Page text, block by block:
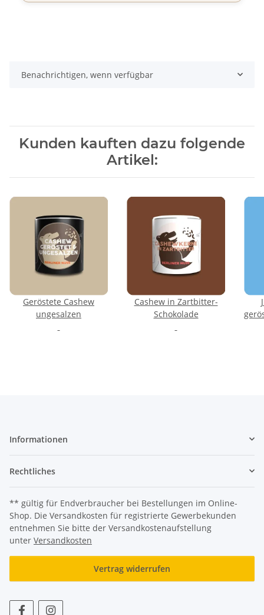
Benachrichtigen, wenn verfügbar
Kunden kauften dazu folgende
Artikel:
Geröstete Cashew
ungesalzen
Cashew in Zartbitter-
Schokolade
Informationen
Rechtliches
** gültig für Endverbraucher bei Bestellungen im Online-
Shop. Die Versandkosten für registrierte Gewerbekunden
entnehmen Sie bitte der Versandkostenaufstellung
unter Versandkosten
Vertrag widerrufen